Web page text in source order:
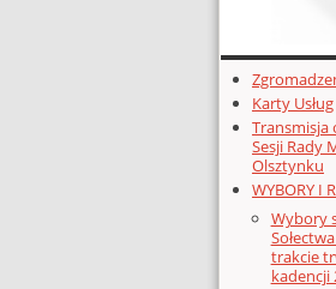
Karty Usług
Transmisja
Sesji Rady
Olsztynku
WYBORY I
Wybory
trakcie
kadencji